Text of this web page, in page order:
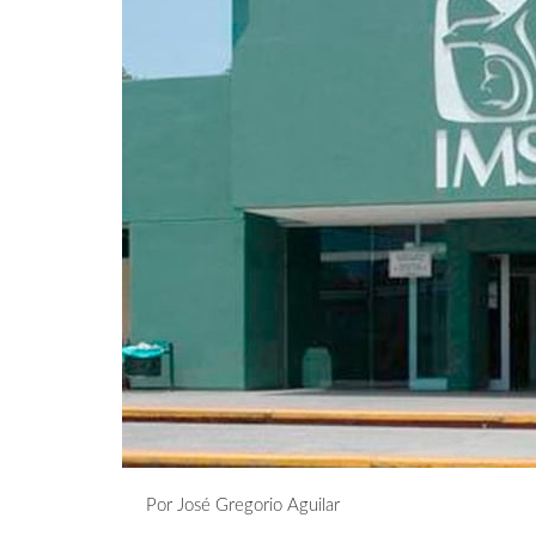
Por José Gregorio Aguilar